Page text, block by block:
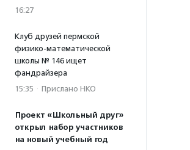
16:27
Клуб друзей пермской
физико-математической
школы № 146 ищет
фандрайзера
15:35 · Прислано НКО
Проект «Школьный друг»
открыл набор участников
на новый учебный год